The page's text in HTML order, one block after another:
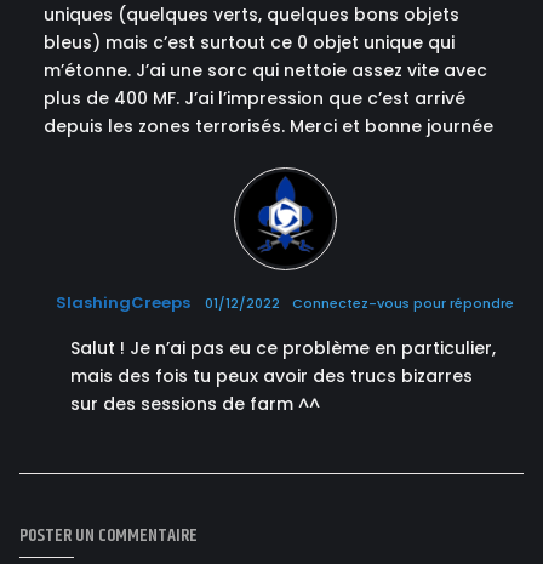
uniques (quelques verts, quelques bons objets
bleus) mais c’est surtout ce 0 objet unique qui
m’étonne. J’ai une sorc qui nettoie assez vite avec
plus de 400 MF. J’ai l’impression que c’est arrivé
depuis les zones terrorisés. Merci et bonne journée
SlashingCreeps 01/12/2022 Connectez-vous pour répondre
Salut ! Je n’ai pas eu ce problème en particulier,
mais des fois tu peux avoir des trucs bizarres
sur des sessions de farm ^^
POSTER UN COMMENTAIRE